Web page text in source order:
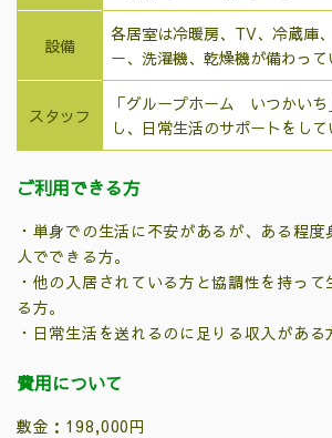
設備
各居室は冷暖房、TV、冷蔵庫
ー、洗濯機、乾燥機が備わって
スタッフ
「グループホーム いつかい
し、日常生活のサポートをして
ご利用できる方
・単身での生活に不安があるが、ある程度
人でできる方。
・他の入居されている方と協調性を持っ
る方。
・日常生活を送れるのに足りる収入がある
費用について
敷金：198,000円